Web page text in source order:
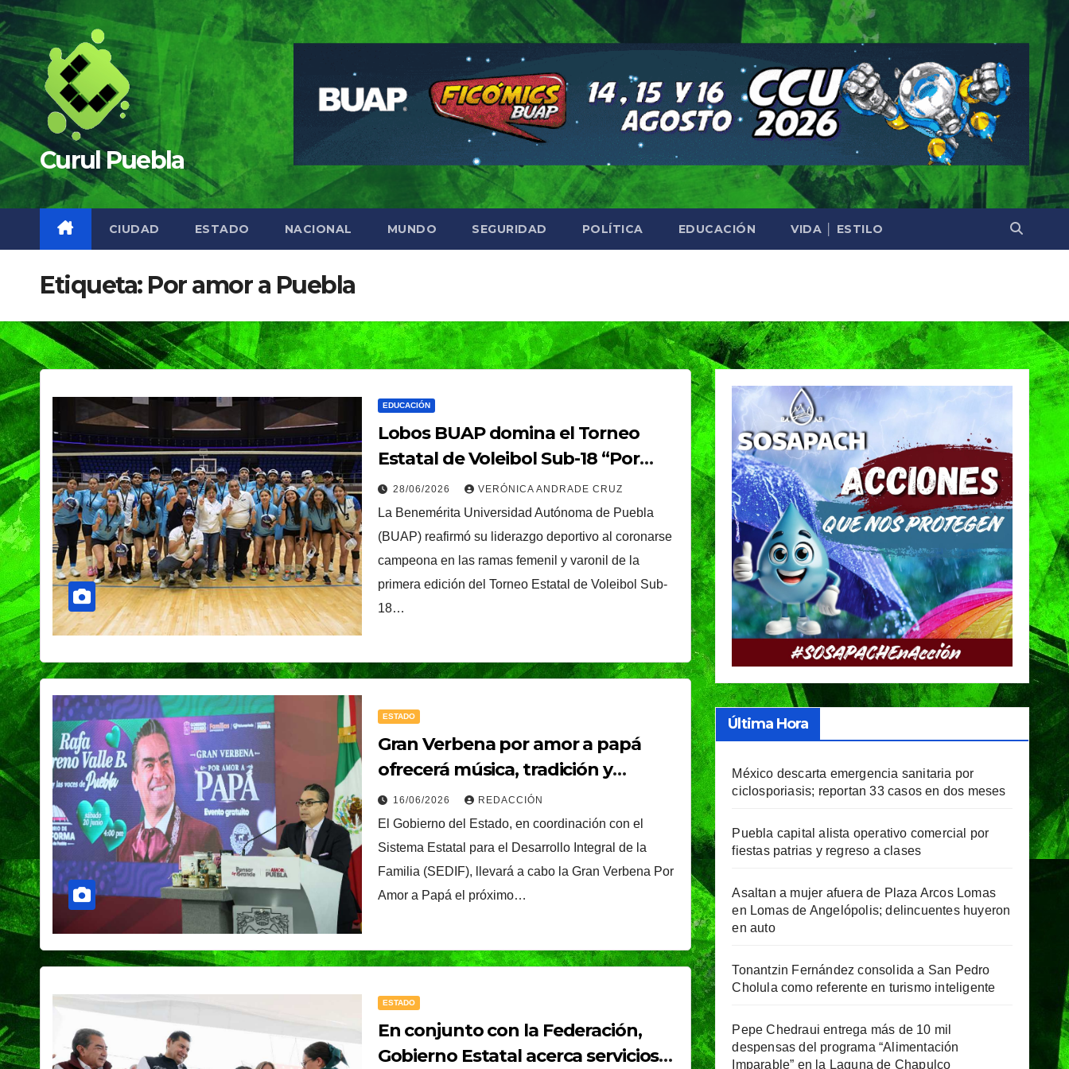
Saltar
al
contenido
Curul Puebla
CIUDAD ESTADO NACIONAL MUNDO SEGURIDAD POLÍTICA EDUCACIÓN VIDA │ ESTILO
Etiqueta: Por amor a Puebla
EDUCACIÓN
Lobos BUAP domina el Torneo
Estatal de Voleibol Sub-18 “Por
Amor a Puebla” y conquista los
títulos femenil y varonil
28/06/2026 VERÓNICA ANDRADE CRUZ
La Benemérita Universidad Autónoma de Puebla
(BUAP) reafirmó su liderazgo deportivo al coronarse
campeona en las ramas femenil y varonil de la
primera edición del Torneo Estatal de Voleibol Sub-
18…
ESTADO
Gran Verbena por amor a papá
ofrecerá música, tradición y
talento poblano
16/06/2026 REDACCIÓN
El Gobierno del Estado, en coordinación con el
Sistema Estatal para el Desarrollo Integral de la
Familia (SEDIF), llevará a cabo la Gran Verbena Por
Amor a Papá el próximo…
ESTADO
En conjunto con la Federación,
Gobierno Estatal acerca servicios
Última Hora
México descarta emergencia sanitaria por
ciclosporiasis; reportan 33 casos en dos meses
Puebla capital alista operativo comercial por
fiestas patrias y regreso a clases
Asaltan a mujer afuera de Plaza Arcos Lomas
en Lomas de Angelópolis; delincuentes huyeron
en auto
Tonantzin Fernández consolida a San Pedro
Cholula como referente en turismo inteligente
Pepe Chedraui entrega más de 10 mil
despensas del programa “Alimentación
Imparable” en la Laguna de Chapulco